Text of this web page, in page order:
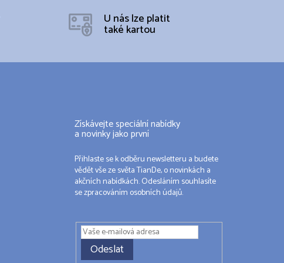
U nás lze platit
také kartou
Získávejte speciální nabídky
a novinky jako první
Přihlaste se k odběru newsletteru a budete
vědět vše ze světa TianDe, o novinkách a
akčních nabídkách. Odesláním souhlasíte
se zpracováním osobních údajů.
Odeslat